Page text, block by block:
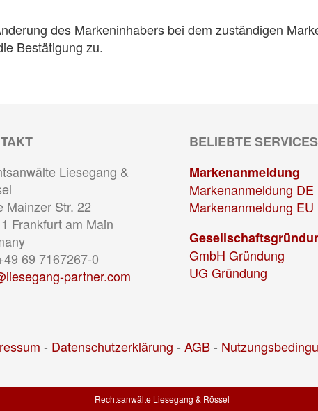
des Markeninhabers bei dem zuständigen
Bestätigung zu.
Liesegang &
Mainzer Str. 22
Frankfurt am Main
69 7167267-0
partner.com
BELIEBTE SERVICES
Markenanmeldung
Markenanmeldung DE
Markenanmeldung EU
GmbH Gründung
UG Gründung
- Datenschutzerklärung - AGB-
Rechtsanwälte Liesegang & Rössel